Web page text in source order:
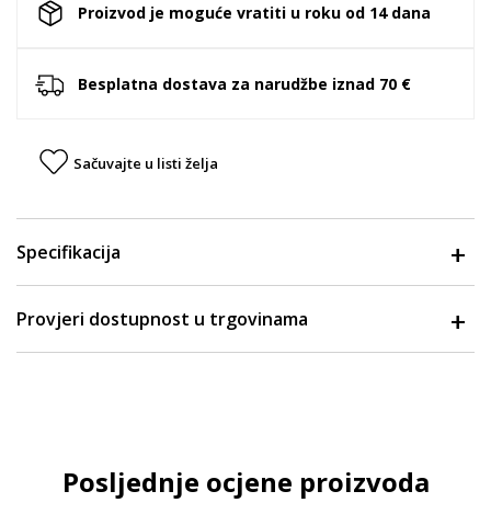
Proizvod je moguće vratiti u roku od 14 dana
Besplatna dostava za narudžbe iznad 70 €
Sačuvajte u listi želja
Specifikacija
Provjeri dostupnost u trgovinama
Posljednje ocjene proizvoda